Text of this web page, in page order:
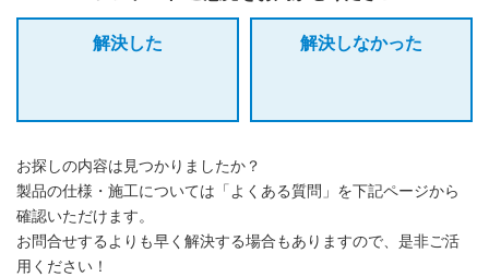
解決した
解決しなかった
お探しの内容は見つかりましたか？
製品の仕様・施工については「よくある質問」を下記ページから
確認いただけます。
お問合せするよりも早く解決する場合もありますので、是非ご活
用ください！